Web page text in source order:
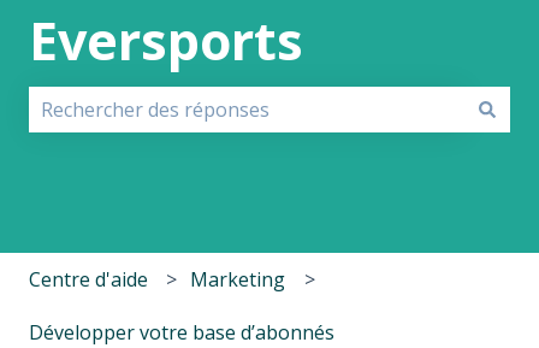
Eversports
Centre d'aide Marketing
Développer votre base d’abonnés